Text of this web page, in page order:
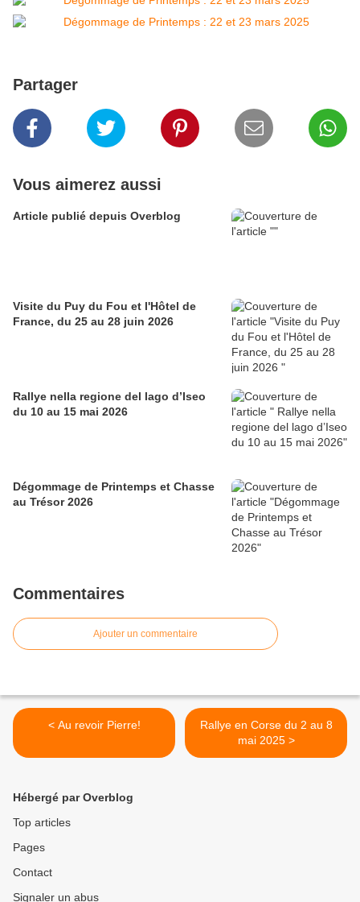
Partager
Vous aimerez aussi
Article publié depuis Overblog
Visite du Puy du Fou et l'Hôtel de
France, du 25 au 28 juin 2026
Rallye nella regione del lago d’Iseo
du 10 au 15 mai 2026
Dégommage de Printemps et Chasse
au Trésor 2026
Commentaires
Ajouter un commentaire
< Au revoir Pierre!
Rallye en Corse du 2 au 8
mai 2025 >
Hébergé par Overblog
Top articles
Pages
Contact
Signaler un abus